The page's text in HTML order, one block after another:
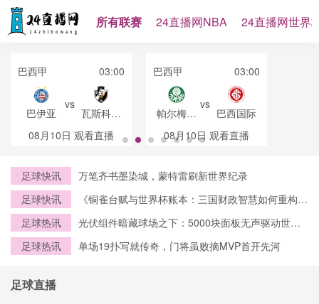
所有联赛 24直播网NBA 24直播网世界
巴西甲 03:00
巴伊亚
vs
瓦斯科达
伽马
08月10日 观看直播
巴西甲 03:00
帕尔梅拉
斯
vs
巴西国际
08月10日 观看直播
足球快讯
万笔齐书墨染城，蒙特雷刷新世界纪录
足球快讯
《铜雀台赋与世界杯账本：三国财政智慧如何重构
足球热讯
光伏组件暗藏球场之下：5000块面板无声驱动世界
足球热讯 单场19扑写就传奇，门将虽败摘MVP首开先河
足球直播